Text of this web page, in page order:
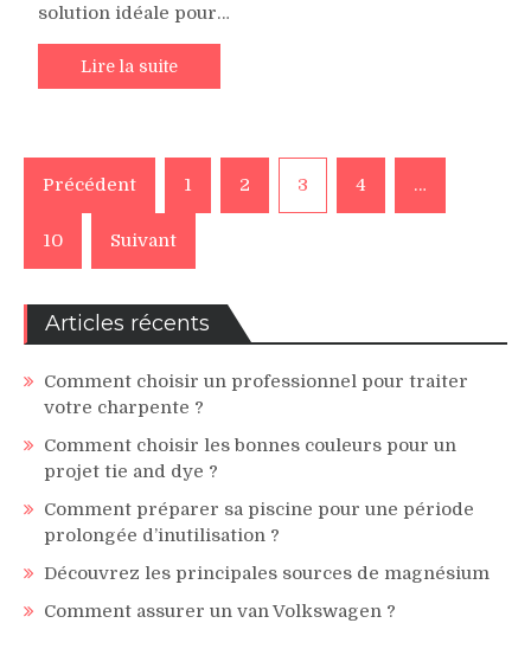
solution idéale pour…
Lire la suite
Pagination
publications
Précédent 1 2 3 4 …
10 Suivant
Articles récents
Comment choisir un professionnel pour traiter
votre charpente ?
Comment choisir les bonnes couleurs pour un
projet tie and dye ?
Comment préparer sa piscine pour une période
prolongée d’inutilisation ?
Découvrez les principales sources de magnésium
Comment assurer un van Volkswagen ?